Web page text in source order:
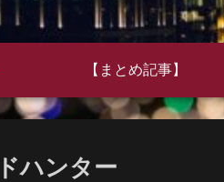
【まとめ記事】
ハンター